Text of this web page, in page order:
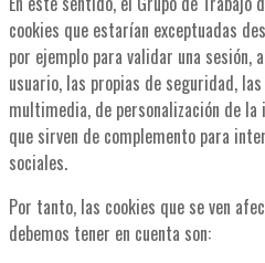
cookies que estarían exceptuadas
por ejemplo para validar una
usuario, las propias de seguridad,
multimedia, de personalización de
que sirven de complemento para
sociales.
Por tanto, las cookies que se ven
debemos tener en cuenta son: